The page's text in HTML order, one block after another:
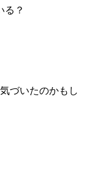
る？
づいたのかもし